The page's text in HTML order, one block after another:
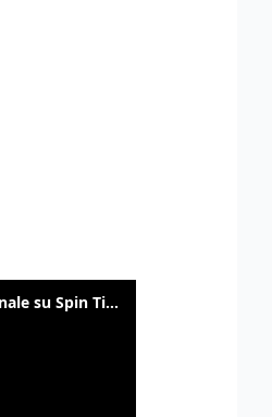
Gualtieri: "Responsabilità del Viminale su Spin Time? La posizione dei partiti è nota"